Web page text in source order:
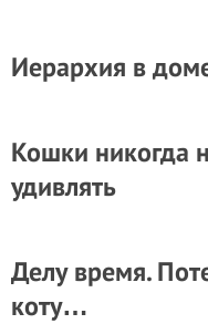
Иерархия в
Кошки никогда
удивлять
Делу время.
коту…